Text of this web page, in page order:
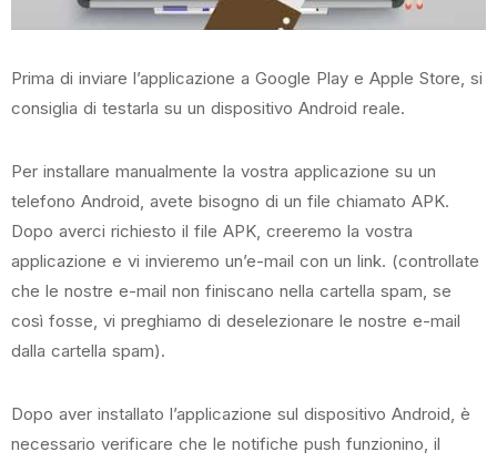
Prima di inviare l’applicazione a Google Play e Apple Store, si
consiglia di testarla su un dispositivo Android reale.
Per installare manualmente la vostra applicazione su un
telefono Android, avete bisogno di un file chiamato APK.
Dopo averci richiesto il file APK, creeremo la vostra
applicazione e vi invieremo un’e-mail con un link. (controllate
che le nostre e-mail non finiscano nella cartella spam, se
così fosse, vi preghiamo di deselezionare le nostre e-mail
dalla cartella spam).
Dopo aver installato l’applicazione sul dispositivo Android, è
necessario verificare che le notifiche push funzionino, il